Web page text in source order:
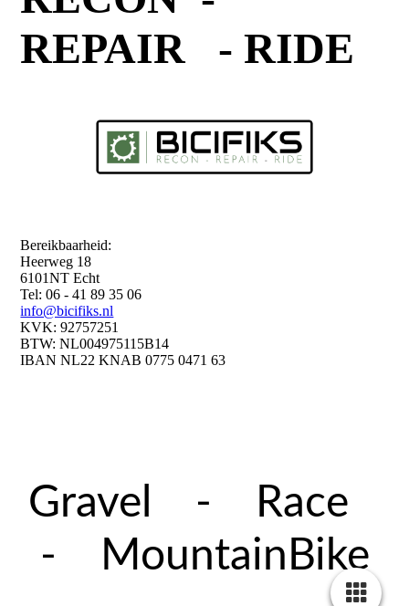
REPAIR - RIDE
Bereikbaarheid:
Heerweg 18
6101NT Echt
Tel: 06 - 41 89 35 06
info@bicifiks.nl
KVK: 92757251
BTW: NL004975115B14
IBAN NL22 KNAB 0775 0471 63
Gravel - Race
- MountainBike